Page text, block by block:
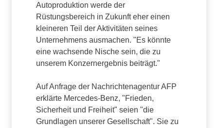
Autoproduktion werde der
Rüstungsbereich in Zukunft eher einen
kleineren Teil der Aktivitäten seines
Unternehmens ausmachen. "Es könnte
eine wachsende Nische sein, die zu
unserem Konzernergebnis beiträgt."
Auf Anfrage der Nachrichtenagentur AFP
erklärte Mercedes-Benz, "Frieden,
Sicherheit und Freiheit" seien "die
Grundlagen unserer Gesellschaft". Sie zu